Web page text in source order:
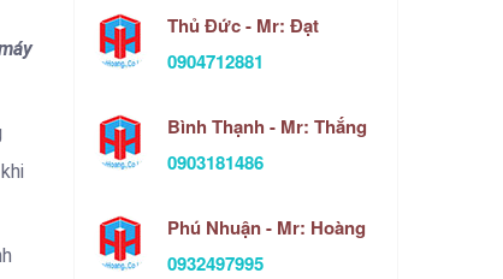
Thủ Đức - Mr: Đạt
0904712881
Bình Thạnh - Mr: Thắng
0903181486
Phú Nhuận - Mr: Hoàng
0932497995